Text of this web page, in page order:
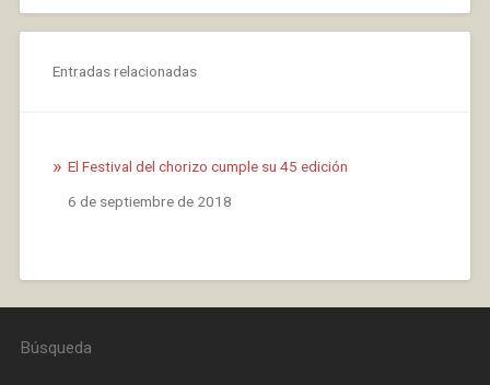
Entradas relacionadas
El Festival del chorizo cumple su 45 edición
Fecha
6 de septiembre de 2018
Búsqueda